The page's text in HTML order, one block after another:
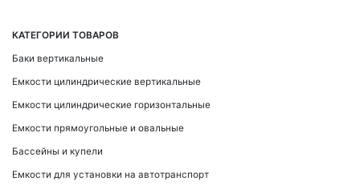
КАТЕГОРИИ ТОВАРОВ
Баки вертикальные
Емкости цилиндрические вертикальные
Емкости цилиндрические горизонтальные
Емкости прямоугольные и овальные
Бассейны и купели
Емкости для установки на автотранспорт